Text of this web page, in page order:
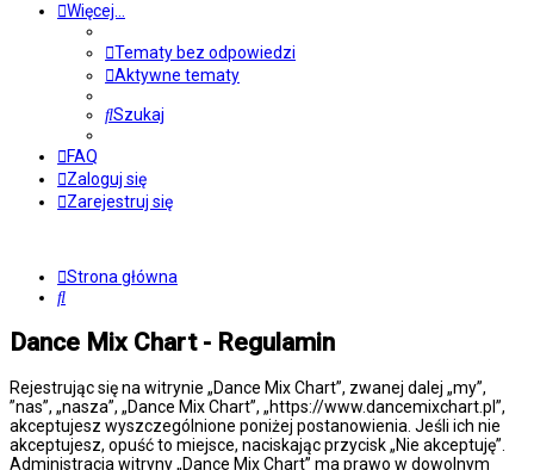
Więcej…
Tematy bez odpowiedzi
Aktywne tematy
Szukaj
FAQ
Zaloguj się
Zarejestruj się
Strona główna
Szukaj
Dance Mix Chart - Regulamin
Rejestrując się na witrynie „Dance Mix Chart”, zwanej dalej „my”,
”nas”, „nasza”, „Dance Mix Chart”, „https://www.dancemixchart.pl”,
akceptujesz wyszczególnione poniżej postanowienia. Jeśli ich nie
akceptujesz, opuść to miejsce, naciskając przycisk „Nie akceptuję”.
Administracja witryny „Dance Mix Chart” ma prawo w dowolnym